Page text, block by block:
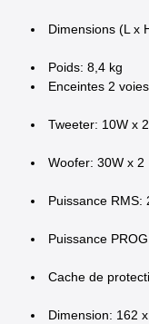
Dimensions (L x
Poids: 8,4 kg
Enceintes 2 voies
Tweeter: 10W x 2
Woofer: 30W x 2
Puissance RMS:
Puissance
Cache de
Dimension: 162